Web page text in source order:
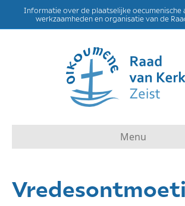
Informatie over de plaatselijke oecumenische
werkzaamheden en organisatie van de
Menu